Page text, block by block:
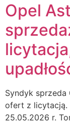
Opel
Syndyk
ofert z licytacją.
25.05.2026 r.